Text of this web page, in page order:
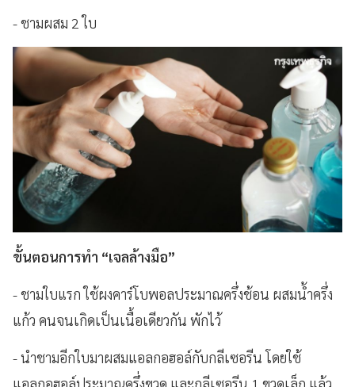
- ชามผสม 2 ใบ
ขั้นตอนการทำ “เจลล้างมือ”
- ชามใบแรก ใช้ผงคาร์โบพอลประมาณครึ่งช้อน ผสมน้ำครึ่ง
แก้ว คนจนเกิดเป็นเนื้อเดียวกัน พักไว้
- นำชามอีกใบมาผสมแอลกอฮอล์กับกลีเซอรีน โดยใช้
แอลกอฮอล์ประมาณครึ่งขวด และกลีเซอรีน 1 ขวดเล็ก แล้ว